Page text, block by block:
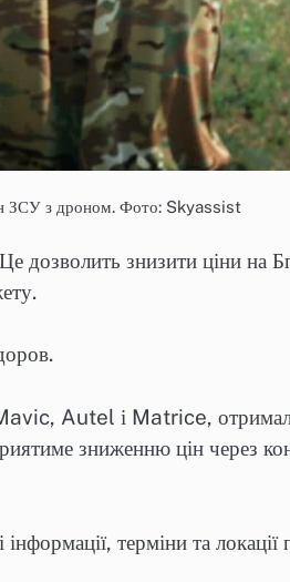
ЗСУ з дроном. Фото: Skyassist
дозволить знизити ціни на
Autel і Matrice,
зниженню цін через
терміни та